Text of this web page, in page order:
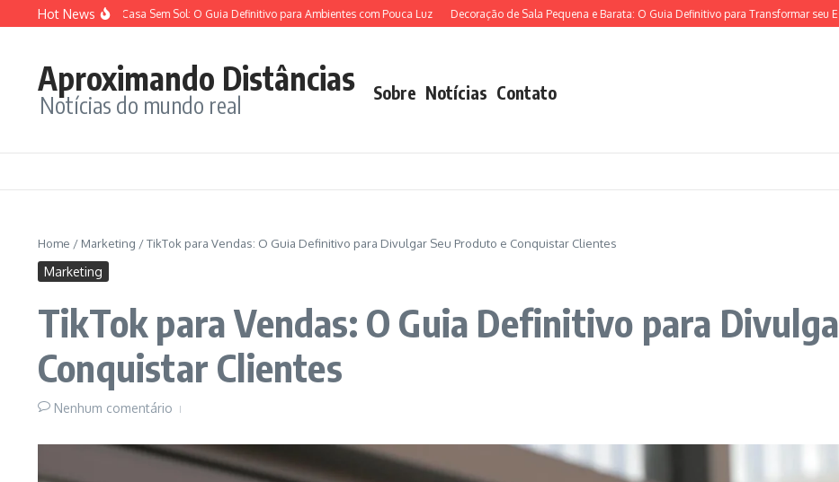
Ir para o conteúdo
Hot News
para Dentro de Casa Sem Sol: O Guia Definitivo para Ambientes com Pouca Luz Decoração de Sala Pequena e Barata: O Guia Definitivo para Transformar seu Espaço
Aproximando Distâncias
Notícias do mundo real Sobre Notícias Contato
Home / Marketing /TikTok para Vendas: O Guia Definitivo para Divulgar Seu Produto e Conquistar Clientes
Marketing
TikTok para Vendas: O Guia Definitivo para
Conquistar Clientes
Nenhum comentário